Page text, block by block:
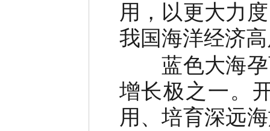
用，以更大力
我国海洋经济
蓝色大海孕
增长极之一。
用、培育深远